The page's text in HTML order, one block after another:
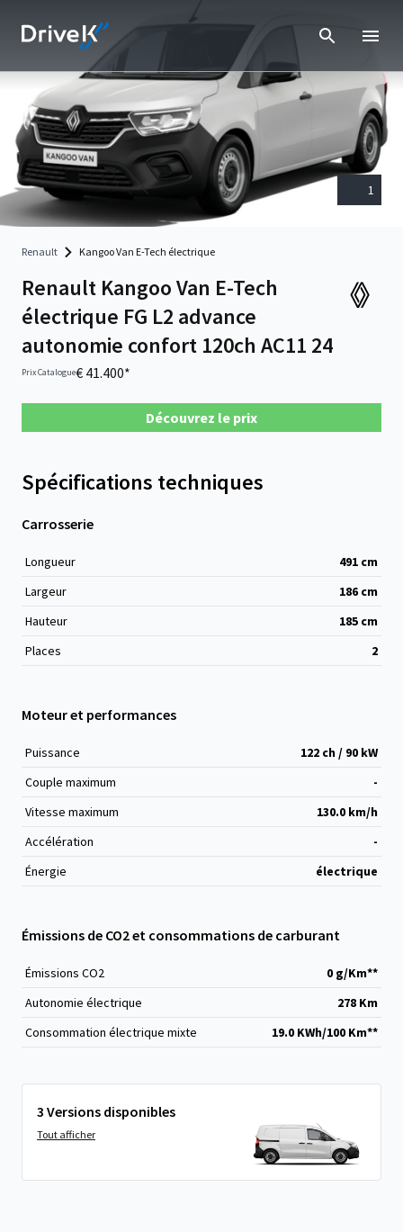
1
Renault Kangoo Van E-Tech électrique
Renault Kangoo Van E-Tech
électrique FG L2 advance
autonomie confort 120ch AC11 24
Prix Catalogue€ 41.400*
Découvrez le prix
Spécifications techniques
Carrosserie
Longueur 491 cm
Largeur
186 cm
Hauteur
185 cm
Places
2
Moteur et performances
Puissance
122 ch / 90 kW
Couple maximum
-
Vitesse maximum
130.0 km/h
Accélération
-
Énergie
électrique
Émissions de CO2 et consommations de carburant
Émissions CO2
0 g/Km**
Autonomie électrique
278 Km
Consommation électrique mixte
19.0 KWh/100 Km**
3 Versions disponibles
Tout afficher